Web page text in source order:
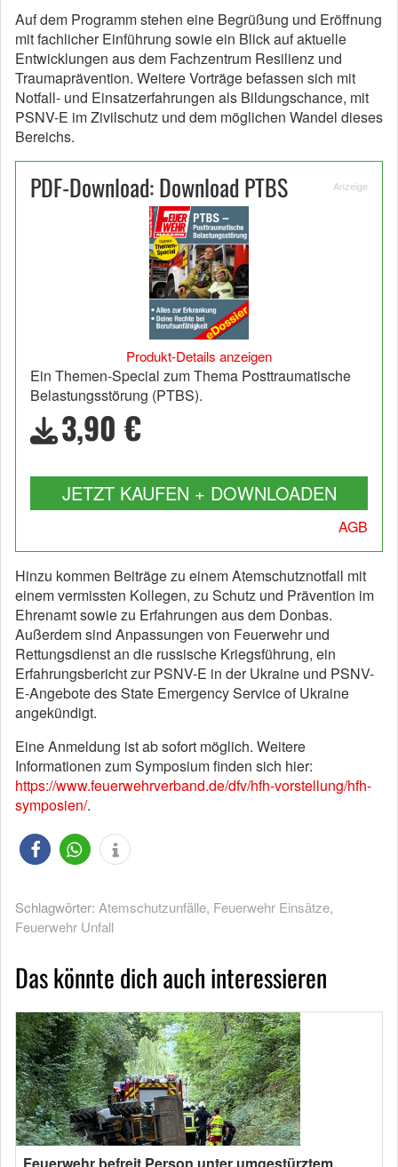
Auf dem Programm stehen eine Begrüßung und Eröffnung
mit fachlicher Einführung sowie ein Blick auf aktuelle
Entwicklungen aus dem Fachzentrum Resilienz und
Traumaprävention. Weitere Vorträge befassen sich mit
Notfall- und Einsatzerfahrungen als Bildungschance, mit
PSNV-E im Zivilschutz und dem möglichen Wandel dieses
Bereichs.
PDF-Download: Download PTBS Anzeige
Produkt-Details anzeigen
Ein Themen-Special zum Thema Posttraumatische
Belastungsstörung (PTBS).
3,90 €
JETZT KAUFEN + DOWNLOADEN
AGB
Hinzu kommen Beiträge zu einem Atemschutznotfall mit
einem vermissten Kollegen, zu Schutz und Prävention im
Ehrenamt sowie zu Erfahrungen aus dem Donbas.
Außerdem sind Anpassungen von Feuerwehr und
Rettungsdienst an die russische Kriegsführung, ein
Erfahrungsbericht zur PSNV-E in der Ukraine und PSNV-
E-Angebote des State Emergency Service of Ukraine
angekündigt.
Eine Anmeldung ist ab sofort möglich. Weitere
Informationen zum Symposium finden sich hier:
https://www.feuerwehrverband.de/dfv/hfh-vorstellung/hfh-
symposien/.
Schlagwörter: Atemschutzunfälle, Feuerwehr Einsätze,
Feuerwehr Unfall
Das könnte dich auch interessieren